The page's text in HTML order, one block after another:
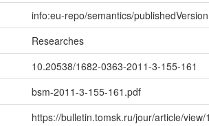
info:eu-repo/semantics/publishedVersion
Researches
10.20538/1682-0363-2011-3-155-161
bsm-2011-3-155-161.pdf
https://bulletin.tomsk.ru/jour/article/view/